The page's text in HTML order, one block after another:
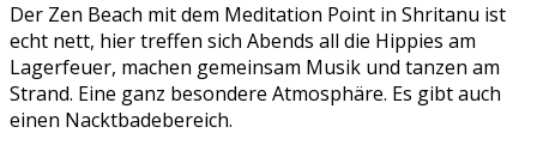
Der Zen Beach mit dem Meditation Point in Shritanu ist
echt nett, hier treffen sich Abends all die Hippies am
Lagerfeuer, machen gemeinsam Musik und tanzen am
Strand. Eine ganz besondere Atmosphäre. Es gibt auch
einen Nacktbadebereich.